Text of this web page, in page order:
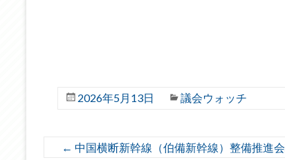
2026年5月13日 議会ウォッチ
← 中国横断新幹線（伯備新幹線）整備推進会